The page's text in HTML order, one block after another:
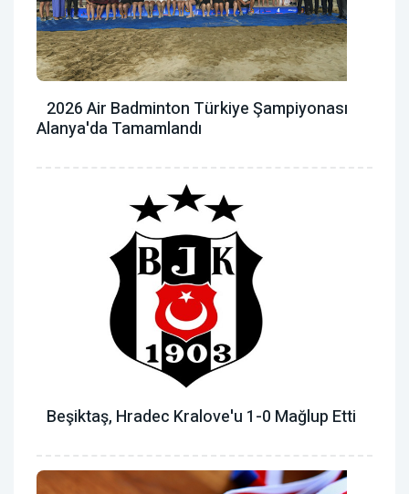
2026 Air Badminton Türkiye Şampiyonası
Alanya'da Tamamlandı
Beşiktaş, Hradec Kralove'u 1-0 Mağlup Etti